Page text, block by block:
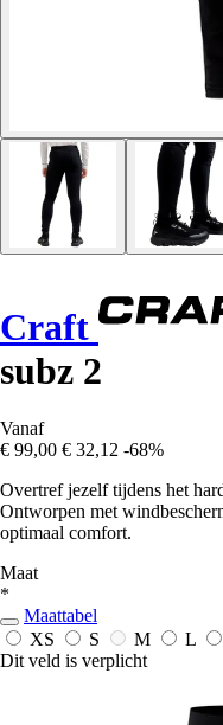
Craft
subz 2
Vanaf
€ 99,00 € 32,12 -68%
Overtref jezelf tijdens het
Ontworpen met
optimaal comfort.
Maat
*
Maattabel
XS
S M L
Dit veld is verplicht